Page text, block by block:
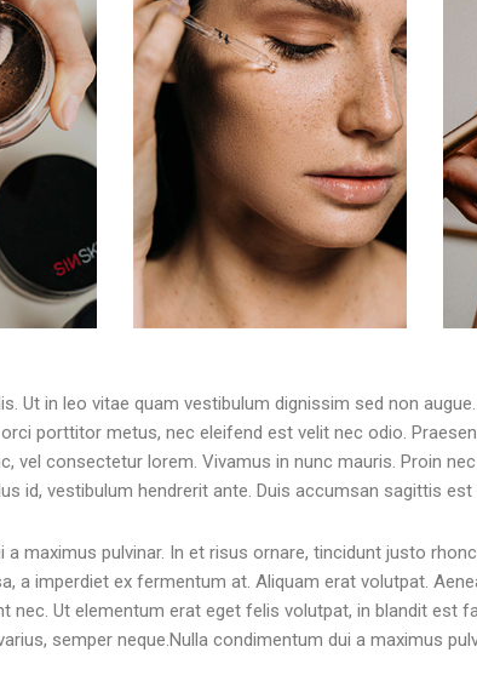
Ut in leo vitae quam vestibulum dignissim sed non
porttitor metus, nec eleifend est velit nec odio.
vel consectetur lorem. Vivamus in nunc mauris. Proin
id, vestibulum hendrerit ante. Duis accumsan sagittis est
a maximus pulvinar. In et risus ornare, tincidunt justo
a imperdiet ex fermentum at. Aliquam erat volutpat.
nec. Ut elementum erat eget felis volutpat, in blandit est
semper neque.Nulla condimentum dui a maximus